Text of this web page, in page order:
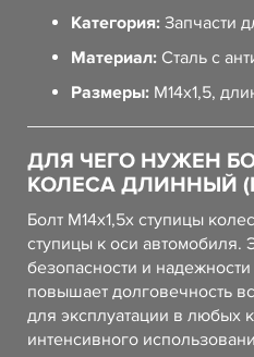
Категория: Запчасти
Материал: Сталь с
Размеры: M14x1,5,
ДЛЯ ЧЕГО НУЖЕН
КОЛЕСА ДЛИННЫЙ
Болт М14х1,5х ступицы
ступицы к оси автомобиля.
безопасности и
повышает долговечность
для эксплуатации в любых
интенсивного